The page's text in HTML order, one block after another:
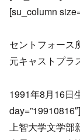
[su_column
セントフォース
元キャストプラ
1991年8月16日
上智大学文学部